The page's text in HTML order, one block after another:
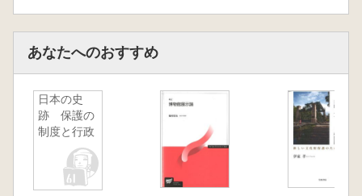
あなたへのおすすめ
日本の史
跡 保護の
制度と行政